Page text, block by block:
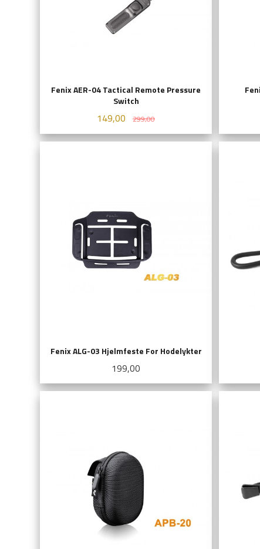
Fenix AER-04 Tactical Remote Pressure
Switch
Tilbud
149,00 299,00Rabatt
Fenix ALG-03 Hjelmfeste For Hodelykter
Pris
199,00